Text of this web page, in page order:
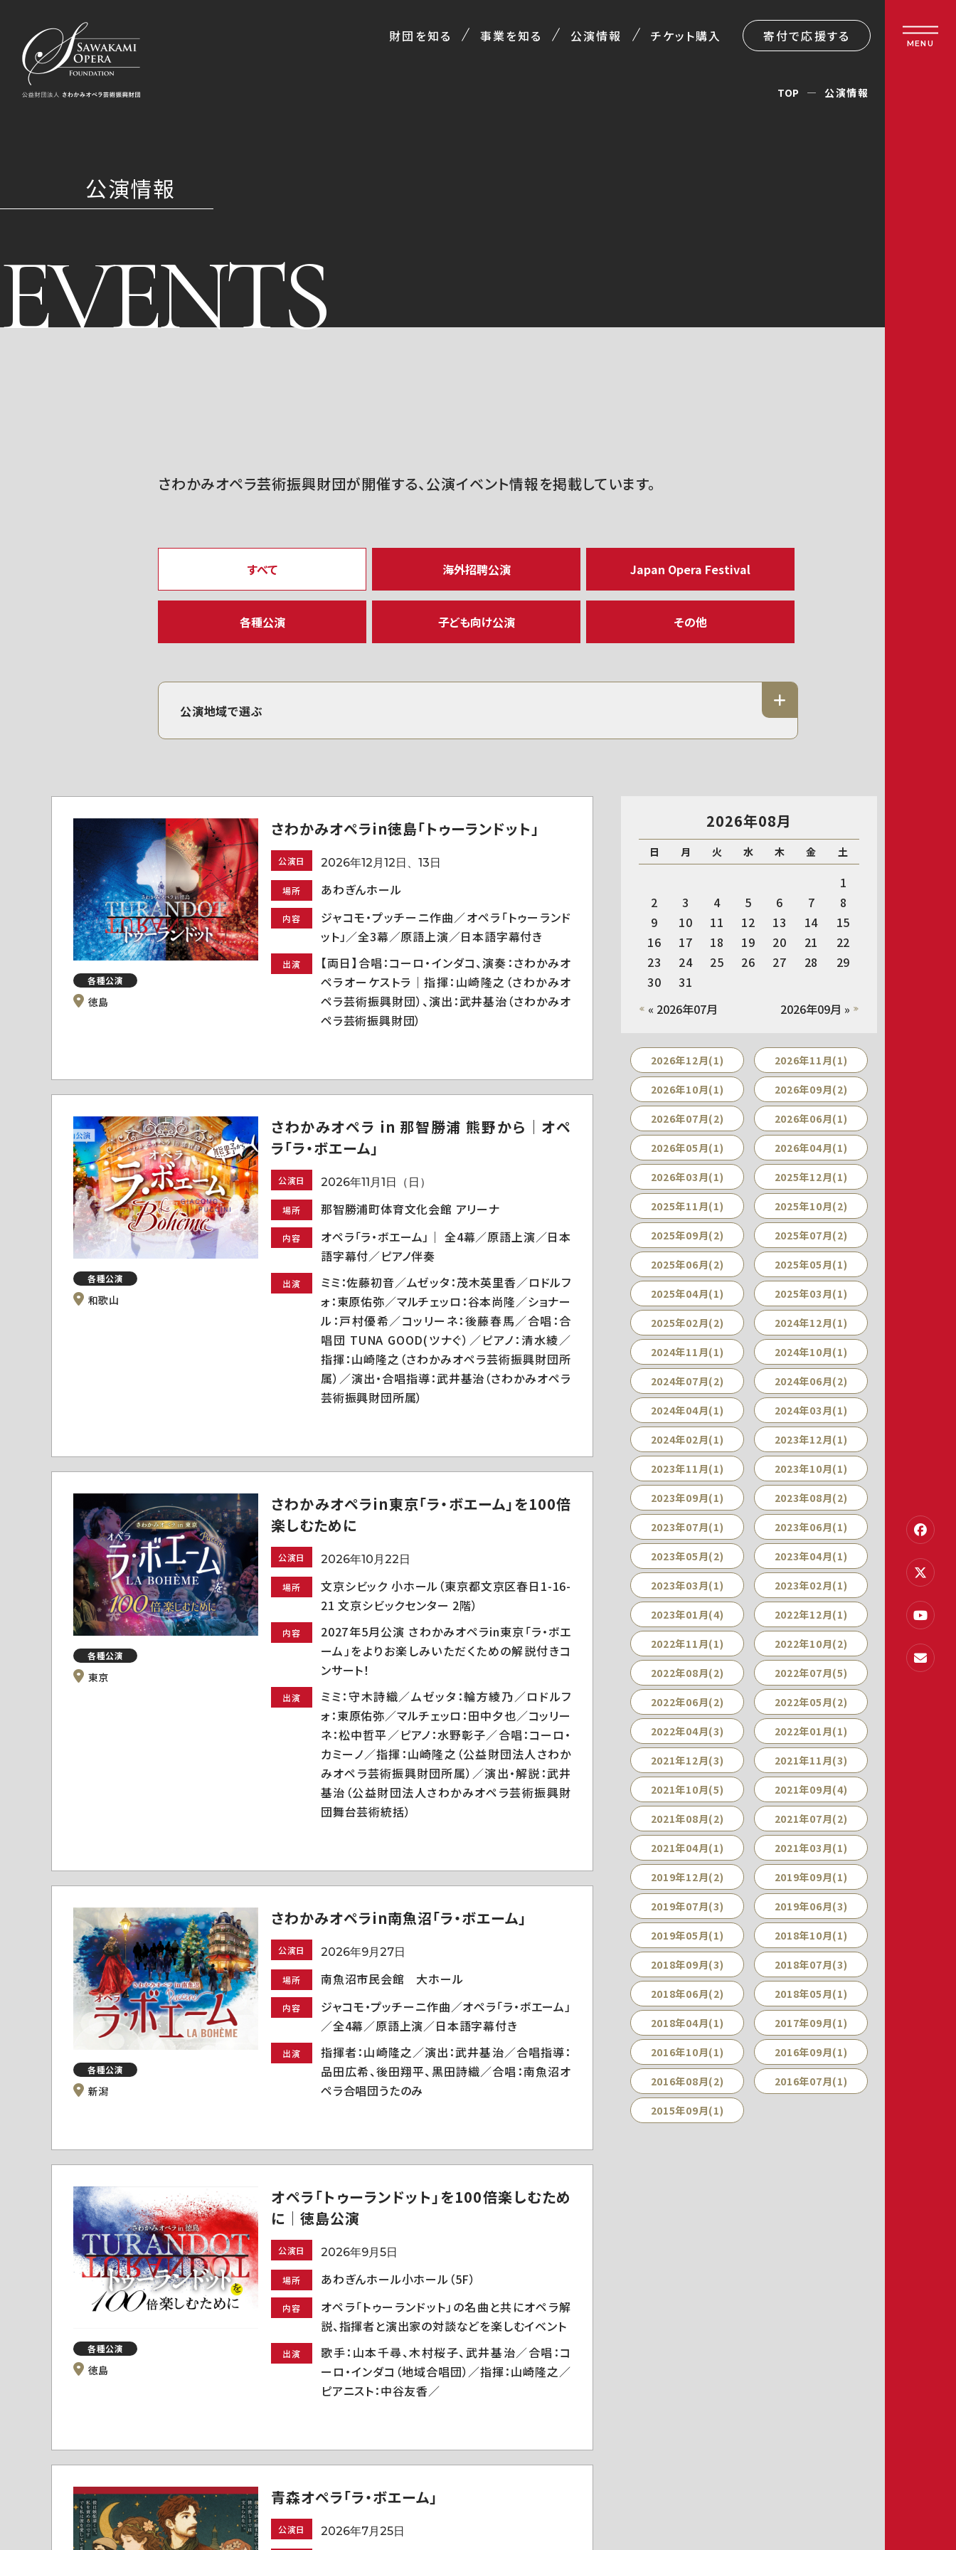
財団を知る 事業を知る 公演情報 チケット購入 寄付で応援する MENU
公演情報
EVENTS
TOP 公演情報
さわかみオペラ芸術振興財団が開催する、公演イベント情報を掲載しています。
すべて 海外招聘公演 Japan Opera Festival
各種公演 子ども向け公演 その他
公演地域で選ぶ
各種公演
徳島
さわかみオペラin徳島「トゥーランドット」
公演日 2026年12月12日、13日
場所 あわぎんホール
内容
ジャコモ・プッチーニ作曲／オペラ「トゥーランド
ット」／全3幕／原語上演／日本語字幕付き
出演
【両日】合唱：コーロ・インダコ、演奏：さわかみオ
ペラオーケストラ｜指揮：山崎隆之（さわかみオ
ペラ芸術振興財団）、演出：武井基治（さわかみオ
ペラ芸術振興財団）
各種公演
和歌山
さわかみオペラ in 那智勝浦 熊野から｜オペ
ラ「ラ・ボエーム」
公演日 2026年11月1日（日）
場所 那智勝浦町体育文化会館 アリーナ
内容
オペラ「ラ・ボエーム」｜ 全4幕／原語上演／日本
語字幕付／ピアノ伴奏
出演
ミミ：佐藤初音／ムゼッタ：茂木英里香／ロドルフ
ォ：東原佑弥／マルチェッロ：谷本尚隆／ショナー
ル：戸村優希／コッリーネ：後藤春馬／合唱：合
唱団 TUNA GOOD(ツナぐ）／ピアノ：清水綾／
指揮：山崎隆之（さわかみオペラ芸術振興財団所
属）／演出・合唱指導：武井基治（さわかみオペラ
芸術振興財団所属）
各種公演
東京
さわかみオペラin東京「ラ・ボエーム」を100倍
楽しむために
公演日 2026年10月22日
場所
文京シビック 小ホール（東京都文京区春日1-16-
21 文京シビックセンター 2階）
内容
2027年5月公演 さわかみオペラin東京「ラ・ボエ
ーム」をよりお楽しみいただくための解説付きコ
ンサート！
出演
ミミ：守木詩織／ムゼッタ：輪方綾乃／ロドルフ
ォ：東原佑弥／マルチェッロ：田中夕也／コッリー
ネ：松中哲平／ピアノ：水野彰子／合唱：コーロ・
カミーノ／指揮：山崎隆之（公益財団法人さわか
みオペラ芸術振興財団所属）／演出・解説：武井
基治（公益財団法人さわかみオペラ芸術振興財
団舞台芸術統括）
各種公演
新潟
さわかみオペラin南魚沼「ラ・ボエーム」
公演日 2026年9月27日
場所 南魚沼市民会館 大ホール
内容
ジャコモ・プッチーニ作曲／オペラ「ラ・ボエーム」
／全4幕／原語上演／日本語字幕付き
出演
指揮者：山崎隆之／演出：武井基治／合唱指導：
品田広希、後田翔平、黒田詩織／合唱：南魚沼オ
ペラ合唱団うたのみ
各種公演
徳島
オペラ「トゥーランドット」を100倍楽しむため
に｜徳島公演
公演日 2026年9月5日
場所 あわぎんホール小ホール（5F）
内容
オペラ「トゥーランドット」の名曲と共にオペラ解
説、指揮者と演出家の対談などを楽しむイベント
出演
歌手：山本千尋、木村桜子、武井基治／合唱：コ
ーロ・インダコ（地域合唱団）／指揮：山崎隆之／
ピアニスト：中谷友香／
青森オペラ「ラ・ボエーム」
公演日 2026年7月25日
2026年08月
日 月 火 水 木 金 土
« 2026年07月 2026年09月 »
1
2
3 4 5 6 7
8
9
10 11 12 13 14
15
16
17 18 19 20 21
22
23
24 25 26 27 28
29
30
31
2026年12月(1) 2026年11月(1)
2026年10月(1) 2026年09月(2)
2026年07月(2) 2026年06月(1)
2026年05月(1) 2026年04月(1)
2026年03月(1) 2025年12月(1)
2025年11月(1) 2025年10月(2)
2025年09月(2) 2025年07月(2)
2025年06月(2) 2025年05月(1)
2025年04月(1) 2025年03月(1)
2025年02月(2) 2024年12月(1)
2024年11月(1) 2024年10月(1)
2024年07月(2) 2024年06月(2)
2024年04月(1) 2024年03月(1)
2024年02月(1) 2023年12月(1)
2023年11月(1) 2023年10月(1)
2023年09月(1) 2023年08月(2)
2023年07月(1) 2023年06月(1)
2023年05月(2) 2023年04月(1)
2023年03月(1) 2023年02月(1)
2023年01月(4) 2022年12月(1)
2022年11月(1) 2022年10月(2)
2022年08月(2) 2022年07月(5)
2022年06月(2) 2022年05月(2)
2022年04月(3) 2022年01月(1)
2021年12月(3) 2021年11月(3)
2021年10月(5) 2021年09月(4)
2021年08月(2) 2021年07月(2)
2021年04月(1) 2021年03月(1)
2019年12月(2) 2019年09月(1)
2019年07月(3) 2019年06月(3)
2019年05月(1) 2018年10月(1)
2018年09月(3) 2018年07月(3)
2018年06月(2) 2018年05月(1)
2018年04月(1) 2017年09月(1)
2016年10月(1) 2016年09月(1)
2016年08月(2) 2016年07月(1)
2015年09月(1)